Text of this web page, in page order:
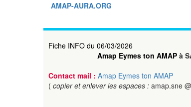
AMAP-AURA.ORG
Fiche INFO du 06/03/2026
Amap Eymes ton AMAP à
Contact mail : Amap Eymes ton AMAP
( copier et enlever les espaces : amap.sne